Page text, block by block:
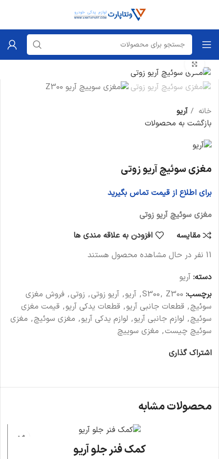
خانه آریو
بازگشت به محصولات
مغزی سوئیچ آریو زوتی
برای اطلاع از قیمت تماس بگیرید
مغزی سوئیچ آریو زوتی
مقایسه
افزودن به علاقه مندی ها
11 نفر در حال مشاهده محصول هستند
دسته: آریو
برچسب:
S300, Z300
, آریو, آریو زوتی, زوتی, فروش مغزی
سوئیچ, قطعات جانبی آریو, قطعات یدکی آریو, قیمت مغزی
سوئیچ, لوازم جانبی آریو, لوازم یدکی آریو, مغزی سوئیچ, مغزی
سوئیچ چیست, مغزی سوییچ
اشتراک گذاری
محصولات مشابه
کمک فنر جلو آریو